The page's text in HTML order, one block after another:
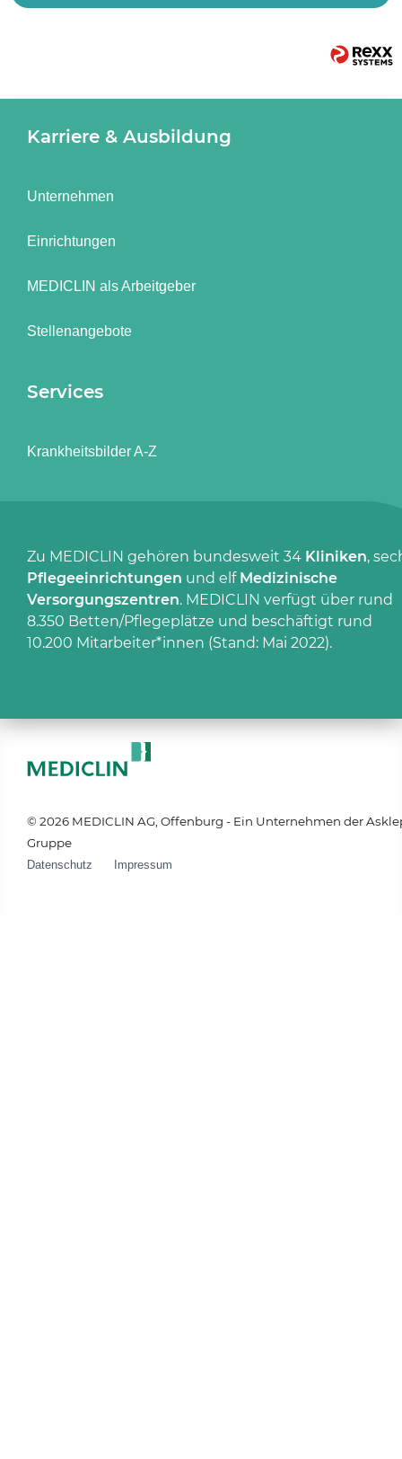
Karriere & Ausbildung
Unternehmen
Einrichtungen
MEDICLIN als Arbeitgeber
Stellenangebote
Services
Krankheitsbilder A-Z
Zu MEDICLIN gehören bundesweit 34 Kliniken,
Pflegeeinrichtungen und elf Medizinische
Versorgungszentren. MEDICLIN verfügt über rund
8.350 Betten/Pflegeplätze und beschäftigt rund
10.200 Mitarbeiter*innen (Stand: Mai 2022).
© 2026 MEDICLIN AG, Offenburg - Ein Unternehmen der
Gruppe
Datenschutz Impressum